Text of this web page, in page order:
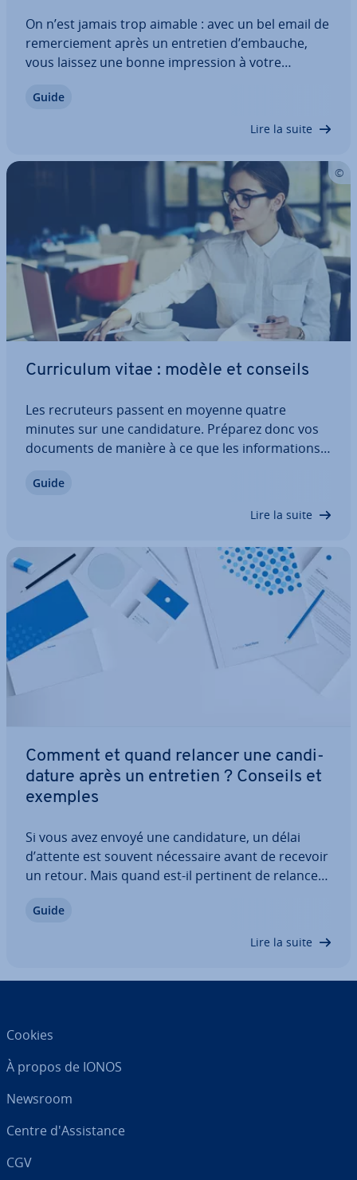
On n’est jamais trop aimable : avec un bel email de
re­mer­cie­ment après un entretien d’embauche,
vous laissez une bonne im­pres­sion à votre
amical vous donne un avantage sur vos con­cur­
Guide
Lire la suite
Cur­ri­cu­lum vitae : modèle et conseils
Les re­cru­teurs passent en moyenne quatre
minutes sur une can­di­da­ture. Préparez donc vos
documents de manière à ce que les in­for­ma­tions
ri­cu­lum vitae sous forme de tableau qui ne laisse
Guide
Lire la suite
Comment et quand relancer une can­di­
da­ture après un entretien ? Conseils et
exemples
Si vous avez envoyé une can­di­da­ture, un délai
d’attente est souvent né­ces­saire avant de recevoir
un retour. Mais quand est-il pertinent de relancer
limite de can­di­da­ture, il peut devenir judicieux de
Guide
Lire la suite
Cookies
À propos de IONOS
Newsroom
Centre d'As­sis­tance
CGV